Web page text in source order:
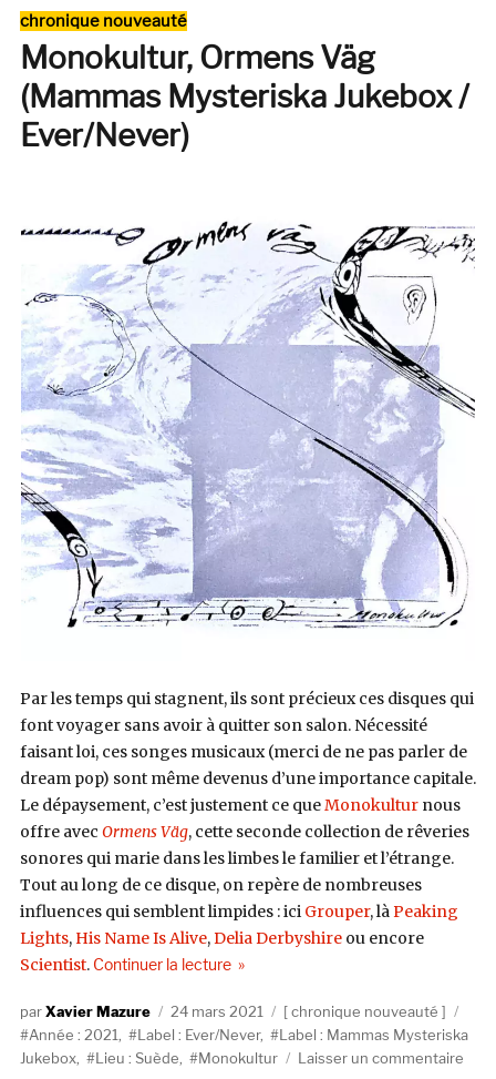
Catégories
chronique nouveauté
Monokultur, Ormens Väg
(Mammas Mysteriska Jukebox /
Ever/Never)
Par les temps qui stagnent, ils sont précieux ces disques qui
font voyager sans avoir à quitter son salon. Nécessité
faisant loi, ces songes musicaux (merci de ne pas parler de
dream pop) sont même devenus d’une importance capitale.
Le dépaysement, c’est justement ce queMonokulturnous
offre avec Ormens Väg, cette seconde collection de rêveries
sonores qui marie dans les limbes le familier et l’étrange.
Tout au long de ce disque, on repère de nombreuses
influences qui semblent limpides : ici Grouper, làPeaking
Lights, His Name Is Alive,Delia Derbyshireou encore
Scientist. Continuer la lecturede « Monokultur, Ormens Väg
AuteurXavier Mazure
Publié
le
24 mars 2021 Catégories
chronique nouveauté
Année : 2021
Label : Ever/Never,
Label : Mammas Mysteriska
Jukebox, Lieu : Suède Monokultur Laisser un commentaire